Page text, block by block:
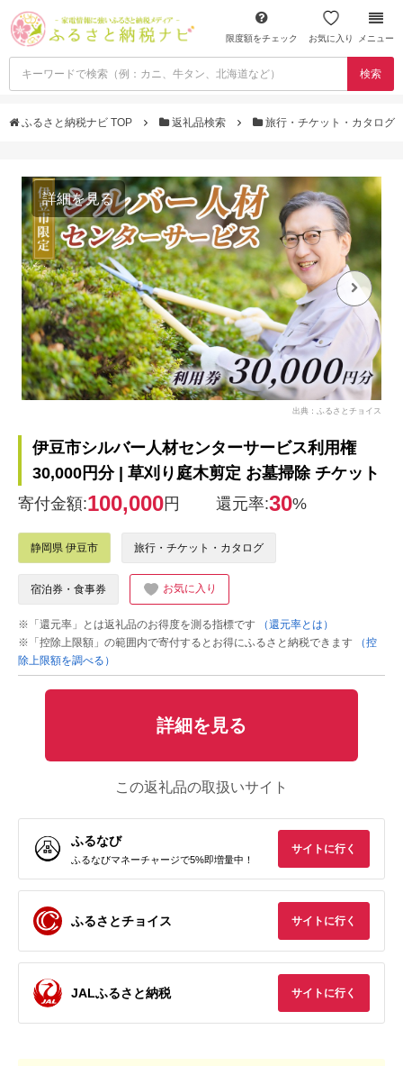
限度額をチェック お気に入り メニュー
検索
ふるさと納税ナビ TOP 返礼品検索 旅行・チケット・カタログ
詳細を見る
出典：ふるさとチョイス
伊豆市シルバー人材センターサービス利用権
30,000円分 | 草刈り庭木剪定 お墓掃除 チケット
寄付金額:100,000円 還元率:30%
静岡県 伊豆市 旅行・チケット・カタログ
宿泊券・食事券 お気に入り
※「還元率」とは返礼品のお得度を測る指標です
（還元率とは）
※「控除上限額」の範囲内で寄付するとお得にふるさと納税できます
（控
除上限額を調べる）
詳細を見る
この返礼品の取扱いサイト
ふるなび
ふるなびマネーチャージで5%即増量中！
サイトに行く
ふるさとチョイス サイトに行く
JALふるさと納税 サイトに行く